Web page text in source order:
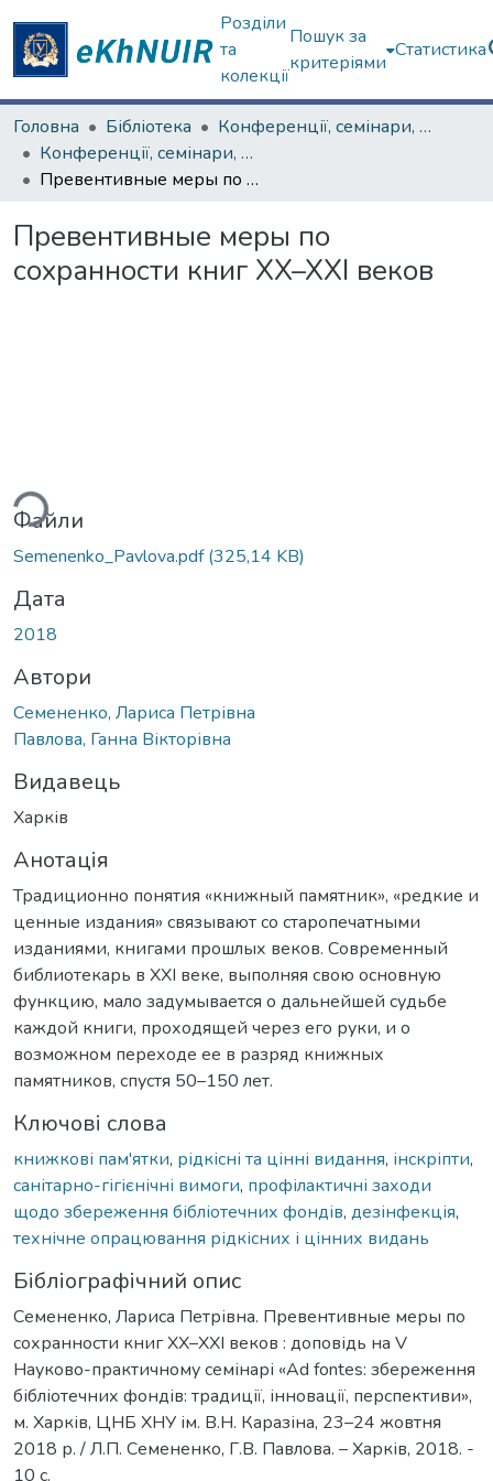
Розділи
та
колекції
Пошук за
критеріями
Статистика
Головна Бібліотека
Конференції, семінари, наради
Конференції, семінари, наради. ЦНБ
Превентивные меры по сохранности книг XX–XXI веков
Превентивные меры по
сохранности книг XX–XXI веков
Файли
Semenenko_Pavlova.pdf(325,14 KB)
Дата
2018
Автори
Семененко, Лариса Петрівна
Павлова, Ганна Вікторівна
Видавець
Харків
Анотація
Традиционно понятия «книжный памятник», «редкие и
ценные издания» связывают со старопечатными
изданиями, книгами прошлых веков. Современный
библиотекарь в XXI веке, выполняя свою основную
функцию, мало задумывается о дальнейшей судьбе
каждой книги, проходящей через его руки, и о
возможном переходе ее в разряд книжных
памятников, спустя 50–150 лет.
Ключові слова
книжкові пам'ятки, рідкісні та цінні видання, інскріпти,
санітарно-гігієнічні вимоги, профілактичні заходи
щодо збереження бібліотечних фондів, дезінфекція,
технічне опрацювання рідкісних і цінних видань
Бібліографічний опис
Семененко, Лариса Петрівна. Превентивные меры по
сохранности книг XX–XXI веков : доповідь на V
Науково-практичному семінарі «Ad fontes: збереження
бібліотечних фондів: традиції, інновації, перспективи»,
м. Харків, ЦНБ ХНУ ім. В.Н. Каразіна, 23–24 жовтня
2018 р. / Л.П. Семененко, Г.В. Павлова. – Харків, 2018. -
10 с.